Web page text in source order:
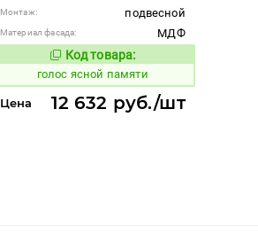
Монтаж: подвесной
Материал фасада:
МДФ
Код товара:
296818 Код товара:
голос ясной памяти
Цена 12 632 руб./шт